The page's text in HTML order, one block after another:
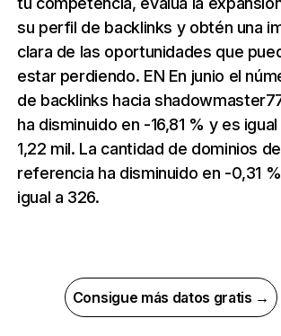
su perfil de backlinks y obtén una
clara de las oportunidades que
estar perdiendo. EN En junio el
de backlinks hacia
ha disminuido en -16,81 % y es igual
1,22 mil. La cantidad de dominios de
referencia ha disminuido en -0,31
igual a 326.
Consigue más datos gratis →